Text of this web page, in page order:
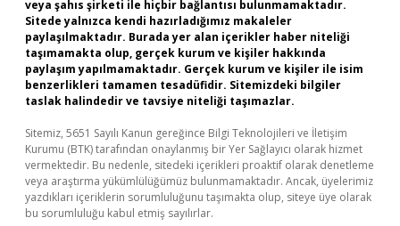
veya şahıs şirketi ile hiçbir bağlantısı bulunmamaktadır.
Sitede yalnızca kendi hazırladığımız makaleler
paylaşılmaktadır. Burada yer alan içerikler haber niteliği
taşımamakta olup, gerçek kurum ve kişiler hakkında
paylaşım yapılmamaktadır. Gerçek kurum ve kişiler ile isim
benzerlikleri tamamen tesadüfidir. Sitemizdeki bilgiler
taslak halindedir ve tavsiye niteliği taşımazlar.
Sitemiz, 5651 Sayılı Kanun gereğince Bilgi Teknolojileri ve İletişim
Kurumu (BTK) tarafından onaylanmış bir Yer Sağlayıcı olarak hizmet
vermektedir. Bu nedenle, sitedeki içerikleri proaktif olarak denetleme
veya araştırma yükümlülüğümüz bulunmamaktadır. Ancak, üyelerimiz
yazdıkları içeriklerin sorumluluğunu taşımakta olup, siteye üye olarak
bu sorumluluğu kabul etmiş sayılırlar.